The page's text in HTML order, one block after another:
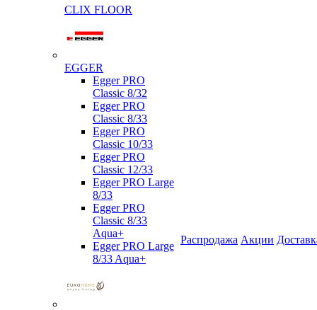
CLIX FLOOR
EGGER
Egger PRO
Classic 8/32
Egger PRO
Classic 8/33
Egger PRO
Classic 10/33
Egger PRO
Classic 12/33
Egger PRO Large
8/33
Egger PRO
Classic 8/33
Aqua+
Egger PRO Large
8/33 Aqua+
Распродажа Акции